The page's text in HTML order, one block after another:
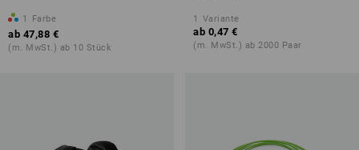
1 Farbe
ab 47,88 €
(m. MwSt.) ab 10 Stück
1 Variante
ab 0,47 €
(m. MwSt.) ab 2000 Paar